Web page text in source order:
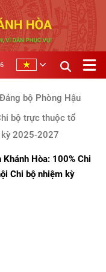
bộ Phòng Hậu
bộ trực thuộc tổ
2025-2027
Hòa: 100% Chi
Chi bộ nhiệm kỳ